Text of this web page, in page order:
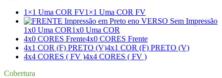
1×1 Uma COR FV1×1 Uma COR FV
1x0 Uma COR1x0 Uma COR
4x0 CORES Frente4x0 CORES Frente
4x1 COR (F) PRETO (V)4x1 COR (F) PRETO (V)
4x4 CORES ( FV )4x4 CORES ( FV )
Cobertura